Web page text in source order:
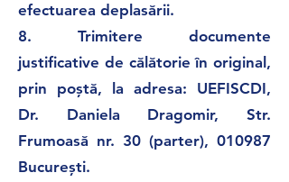
efectuarea deplasării.
8. Trimitere documente
justificative de călătorie în original,
prin poștă, la adresa: UEFISCDI,
Dr. Daniela Dragomir, Str.
Frumoasă nr. 30 (parter), 010987
București.